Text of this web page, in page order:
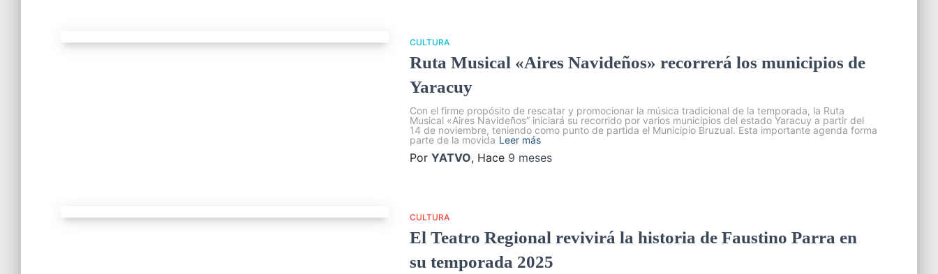
CULTURA
Ruta Musical «Aires Navideños» recorrerá los municipios de
Yaracuy
Con el firme propósito de rescatar y promocionar la música tradicional de la temporada, la Ruta
Musical «Aires Navideños” iniciará su recorrido por varios municipios del estado Yaracuy a partir del
14 de noviembre, teniendo como punto de partida el Municipio Bruzual. Esta importante agenda forma
parte de la movida Leer más
Por YATVO, Hace 9 meses
CULTURA
El Teatro Regional revivirá la historia de Faustino Parra en
su temporada 2025